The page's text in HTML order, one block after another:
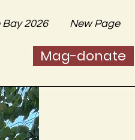
Bay 2026 New Page
Mag-donate